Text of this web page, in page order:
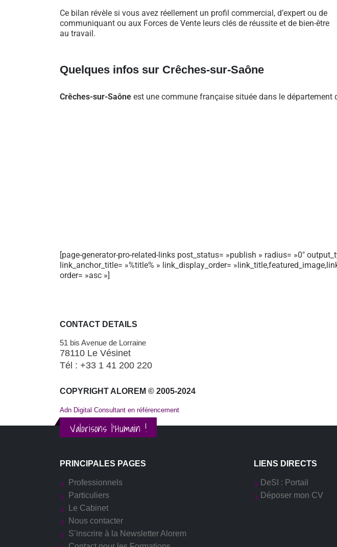
Ce bilan révèle si vous avez réellement un profil commercial, d’expert ou de
communiquant ou aux Forces de Vente leurs clés de réussite et de bien-être
au travail.
Quelques infos sur Crêches-sur-Saône
Crêches-sur-Saône est une commune française située dans le département
[page-generator-pro-related-links post_status= »publish » radius= »0″
link_anchor_title= »%title% » link_display_order=
order= »asc »]
CONTACT DETAILS
51 bis Avenue de Lorraine
78110 Le Vésinet
Tél : +33 1 41 200 220
COPYRIGHT ALOREM © 2005-2024
Adn Digital Consultant en référencement
Valorisons l'Humain !
PRINCIPALES PAGES
Professionnels
Particuliers
Le Cabinet
Nous contacter
S’inscrire à la Newsletter Alorem
LIENS DIRECTS
DeSI : Portail
Déposer mon CV